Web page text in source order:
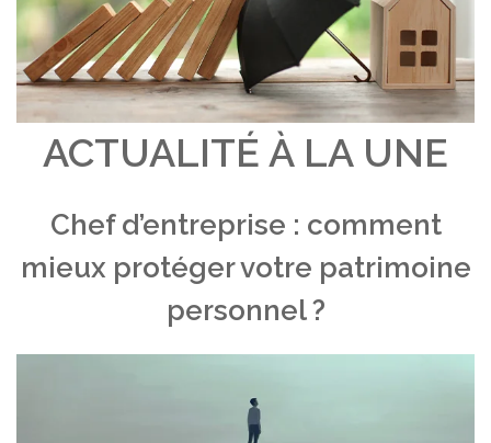
ACTUALITÉ À LA UNE
Chef d’entreprise : comment
mieux protéger votre patrimoine
personnel ?